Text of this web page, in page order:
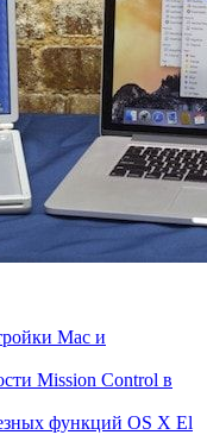
Mac и
Mission Control в
функций OS X El